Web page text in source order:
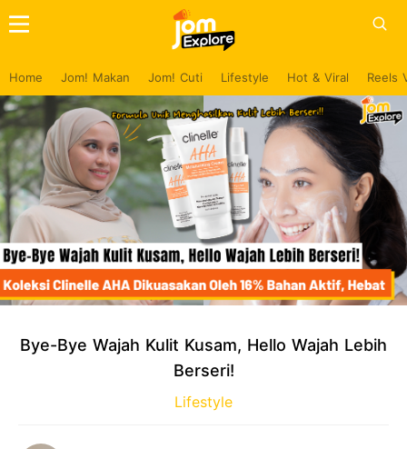
Home Jom! Makan Jom! Cuti Lifestyle Hot & Viral Reels
Bye-Bye Wajah Kulit Kusam, Hello Wajah Lebih
Berseri!
Lifestyle